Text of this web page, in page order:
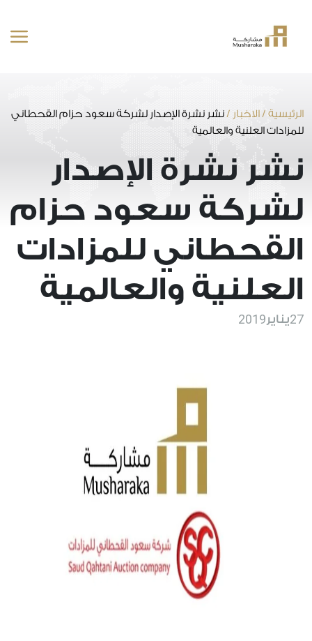
المحتوى
الرئيسية /الاخبار /نشر نشرة الإصدار لشركة سعود حزام القحطاني
للمزادات العلنية والعالمية
نشر نشرة الإصدار
لشركة سعود حزام
القحطاني للمزادات
العلنية والعالمية
27يناير 2019